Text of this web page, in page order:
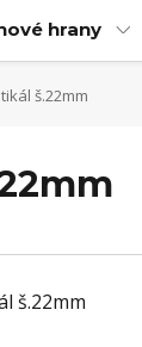
hrany
š.22mm